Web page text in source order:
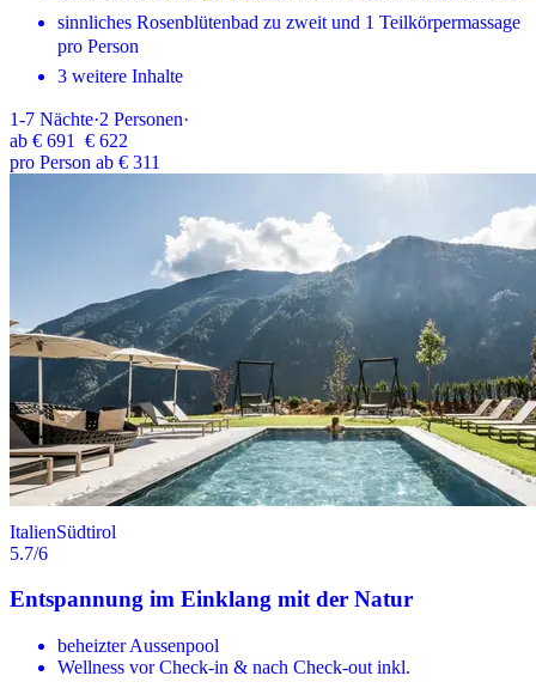
sinnliches Rosenblütenbad zu zweit und 1 Teilkörpermassage
pro Person
3 weitere Inhalte
1-7 Nächte·2 Personen·
ab € 691
€ 622
pro Person ab € 311
ItalienSüdtirol
5.7/6
Entspannung im Einklang mit der Natur
beheizter Aussenpool
Wellness vor Check-in & nach Check-out inkl.